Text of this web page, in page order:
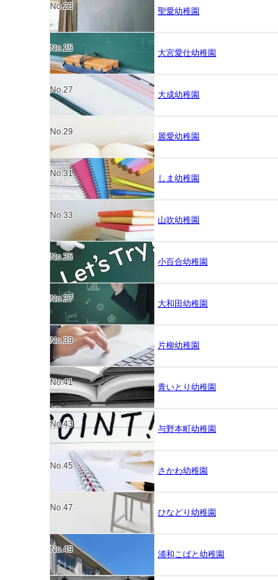
No.23
聖愛幼稚園
No.25
大宮愛仕幼稚園
No.27
大成幼稚園
No.29
麗愛幼稚園
No.31
しま幼稚園
No.33
山吹幼稚園
No.35
小百合幼稚園
No.37
大和田幼稚園
No.39
片柳幼稚園
No.41
青いとり幼稚園
No.43
与野本町幼稚園
No.45
さかわ幼稚園
No.47
ひなどり幼稚園
No.49
浦和こばと幼稚園